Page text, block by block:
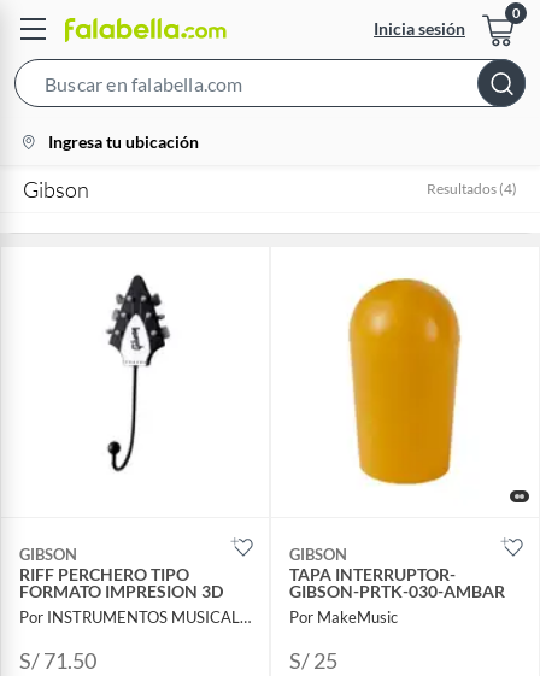
Inicia sesión
Bar
location-
icon
Ingresa tu ubicación
Gibson Resultados (4)
GIBSON
RIFF PERCHERO TIPO
FORMATO IMPRESION 3D
Por INSTRUMENTOS MUSICALES AYMARA
S/ 71.50
GIBSON
TAPA INTERRUPTOR-
GIBSON-PRTK-030-AMBAR
Por MakeMusic
S/ 25